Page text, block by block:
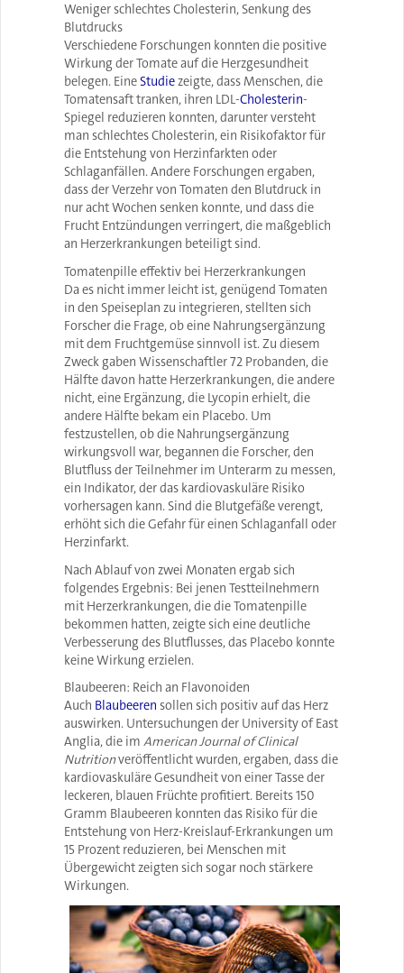
Weniger schlechtes Cholesterin, Senkung des
Blutdrucks
Verschiedene Forschungen konnten die positive
Wirkung der Tomate auf die Herzgesundheit
belegen. EineStudiezeigte, dass Menschen, die
Tomatensaft tranken, ihren LDL-Cholesterin-
Spiegel reduzieren konnten, darunter versteht
man schlechtes Cholesterin, ein Risikofaktor für
die Entstehung von Herzinfarkten oder
Schlaganfällen. Andere Forschungen ergaben,
dass der Verzehr von Tomaten den Blutdruck in
nur acht Wochen senken konnte, und dass die
Frucht Entzündungen verringert, die maßgeblich
an Herzerkrankungen beteiligt sind.
Tomatenpille effektiv bei Herzerkrankungen
Da es nicht immer leicht ist, genügend Tomaten
in den Speiseplan zu integrieren, stellten sich
Forscher die Frage, ob eine Nahrungsergänzung
mit dem Fruchtgemüse sinnvoll ist. Zu diesem
Zweck gaben Wissenschaftler 72 Probanden, die
Hälfte davon hatte Herzerkrankungen, die andere
nicht, eine Ergänzung, die Lycopin erhielt, die
andere Hälfte bekam ein Placebo. Um
festzustellen, ob die Nahrungsergänzung
wirkungsvoll war, begannen die Forscher, den
Blutfluss der Teilnehmer im Unterarm zu messen,
ein Indikator, der das kardiovaskuläre Risiko
vorhersagen kann. Sind die Blutgefäße verengt,
erhöht sich die Gefahr für einen Schlaganfall oder
Herzinfarkt.
Nach Ablauf von zwei Monaten ergab sich
folgendes Ergebnis: Bei jenen Testteilnehmern
mit Herzerkrankungen, die die Tomatenpille
bekommen hatten, zeigte sich eine deutliche
Verbesserung des Blutflusses, das Placebo konnte
keine Wirkung erzielen.
Blaubeeren: Reich an Flavonoiden
Auch Blaubeeren sollen sich positiv auf das Herz
auswirken. Untersuchungen der University of East
Anglia, die im American Journal of Clinical
Nutritionveröffentlicht wurden, ergaben, dass die
kardiovaskuläre Gesundheit von einer Tasse der
leckeren, blauen Früchte profitiert. Bereits 150
Gramm Blaubeeren konnten das Risiko für die
Entstehung von Herz-Kreislauf-Erkrankungen um
15 Prozent reduzieren, bei Menschen mit
Übergewicht zeigten sich sogar noch stärkere
Wirkungen.